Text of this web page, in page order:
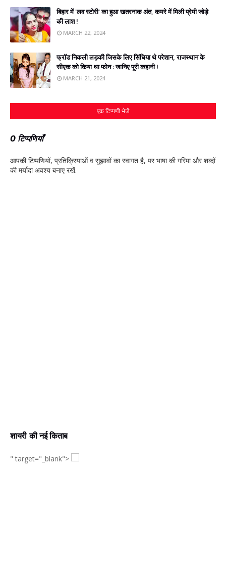
बिहार में 'लव स्टोरी' का हुआ खतरनाक अंत, कमरे में मिली प्रेमी जोड़े
की लाश !
MARCH 22, 2024
फ्रॉड निकली लड़की जिसके लिए सिंधिया थे परेशान, राजस्‍थान के
सीएक को किया था फोन : जानिए पूरी कहानी !
MARCH 21, 2024
एक टिप्पणी भेजें
0 टिप्पणियाँ
आपकी टिप्‍पणियों, प्रतिक्रियाओं व सुझावों का स्‍वागत है, पर भाषा की गरिमा और शब्‍दों
की मर्यादा अवश्‍य बनाए रखें.
शायरी की नई किताब
" target="_blank">